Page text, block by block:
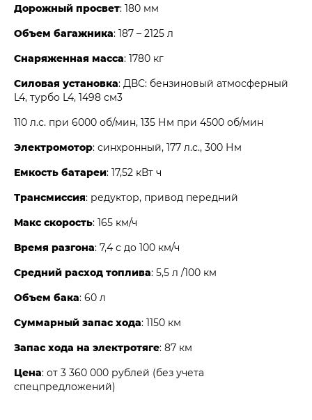
Дорожный просвет: 180 мм
Объем багажника: 187 – 2125 л
Снаряженная масса: 1780 кг
Силовая установка: ДВС: бензиновый атмосферный
L4, турбо L4, 1498 см3
110 л.с. при 6000 об/мин, 135 Нм при 4500 об/мин
Электромотор: синхронный, 177 л.с., 300 Нм
Емкость батареи: 17,52 кВт ч
Трансмиссия: редуктор, привод передний
Макс скорость: 165 км/ч
Время разгона: 7,4 с до 100 км/ч
Средний расход топлива: 5,5 л /100 км
Объем бака: 60 л
Суммарный запас хода: 1150 км
Запас хода на электротяге: 87 км
Цена: от 3 360 000 рублей (без учета
спецпредложений)